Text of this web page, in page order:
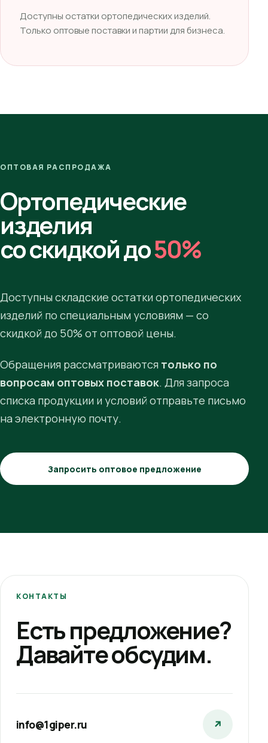
Доступны остатки ортопедических изделий.
Только оптовые поставки и партии для бизнеса.
ОПТОВАЯ РАСПРОДАЖА
Ортопедические
изделия
со скидкой до50%
Доступны складские остатки ортопедических
изделий по специальным условиям — со
скидкой до 50% от оптовой цены.
Обращения рассматриваются только по
вопросам оптовых поставок. Для запроса
списка продукции и условий отправьте письмо
на электронную почту.
Запросить оптовое предложение
КОНТАКТЫ
Есть предложение?
Давайте обсудим.
info@1giper.ru ↗